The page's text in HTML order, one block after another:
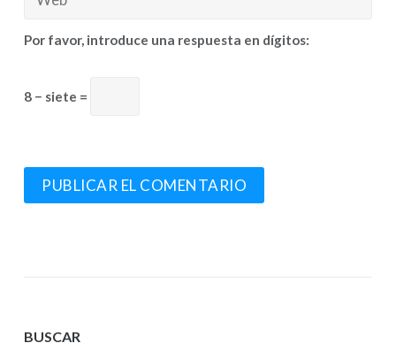
Por favor, introduce una respuesta en dígitos:
8 − siete =
BUSCAR